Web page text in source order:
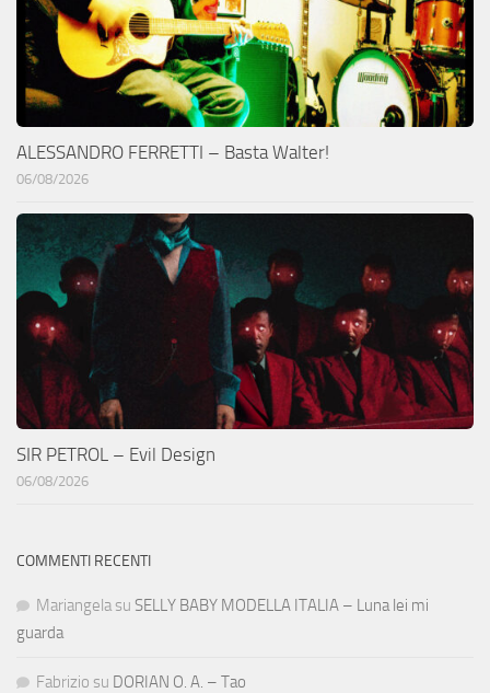
ALESSANDRO FERRETTI – Basta Walter!
06/08/2026
SIR PETROL – Evil Design
06/08/2026
COMMENTI RECENTI
Mariangela su SELLY BABY MODELLA ITALIA – Luna lei mi
guarda
Fabrizio su DORIAN O. A. – Tao